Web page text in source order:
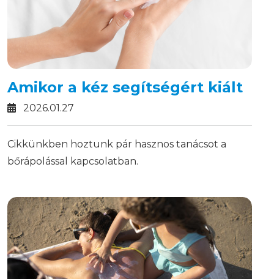
Amikor a kéz segítségért kiált
2026.01.27
Cikkünkben hoztunk pár hasznos tanácsot a
bőrápolással kapcsolatban.